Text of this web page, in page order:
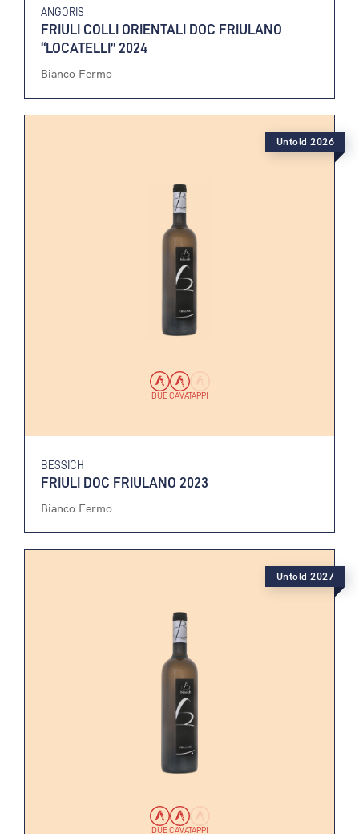
ANGORIS
FRIULI COLLI ORIENTALI DOC FRIULANO
“LOCATELLI” 2024
Bianco Fermo
DUE CAVATAPPI
BESSICH
FRIULI DOC FRIULANO 2023
Bianco Fermo
Untold 2026
DUE CAVATAPPI
Untold 2027